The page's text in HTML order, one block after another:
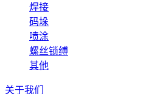
焊接
码垛
喷涂
螺丝锁缚
其他
关于我们